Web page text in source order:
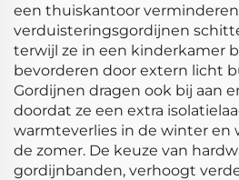
een thuiskantoor verminderen
verduisteringsgordijnen
terwijl ze in een kinderkamer
bevorderen door extern licht
Gordijnen dragen ook bij aan
doordat ze een extra
warmteverlies in de winter en
de zomer. De keuze van
gordijnbanden, verhoogt